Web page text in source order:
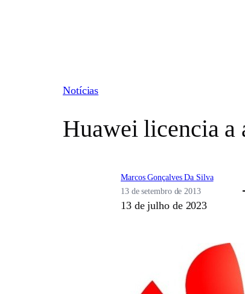
Notícias
Huawei licencia a
Marcos Gonçalves Da Silva
13 de setembro de 2013
13 de julho de 2023